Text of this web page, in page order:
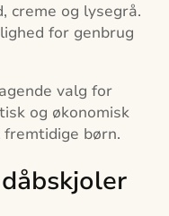
creme og lysegrå.
for genbrug
valg for
og økonomisk
børn.